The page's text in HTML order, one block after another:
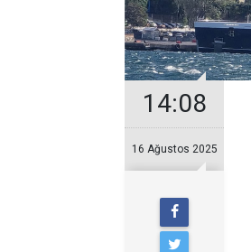
14:08
16 Ağustos 2025